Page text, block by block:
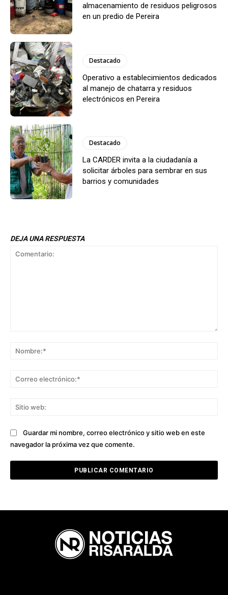
almacenamiento de residuos peligrosos
en un predio de Pereira
Destacado
Operativo a establecimientos dedicados
al manejo de chatarra y residuos
electrónicos en Pereira
Destacado
La CARDER invita a la ciudadanía a
solicitar árboles para sembrar en sus
barrios y comunidades
DEJA UNA RESPUESTA
Guardar mi nombre, correo electrónico y sitio web en este
navegador la próxima vez que comente.